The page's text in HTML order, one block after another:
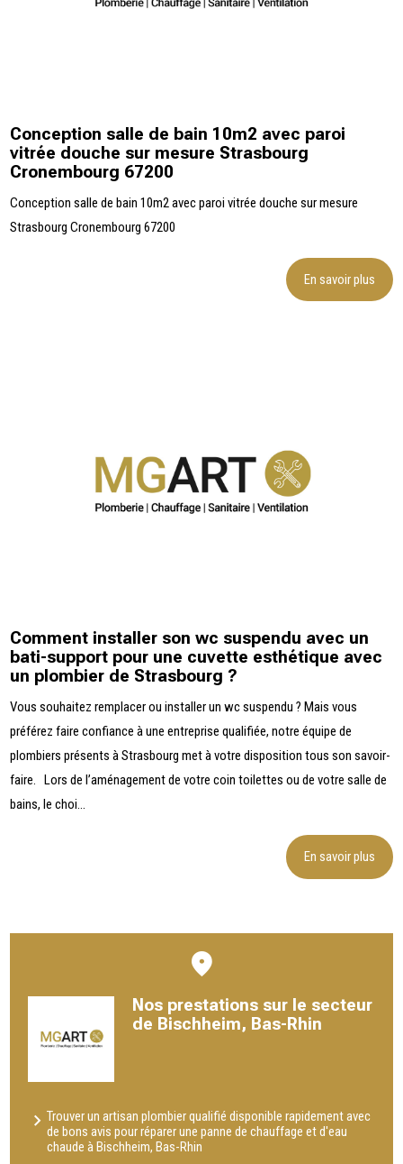
Conception salle de bain 10m2 avec paroi
vitrée douche sur mesure Strasbourg
Cronembourg 67200
Conception salle de bain 10m2 avec paroi vitrée douche sur mesure
Strasbourg Cronembourg 67200
En savoir plus
Comment installer son wc suspendu avec un
bati-support pour une cuvette esthétique avec
un plombier de Strasbourg ?
Vous souhaitez remplacer ou installer un wc suspendu ? Mais vous
préférez faire confiance à une entreprise qualifiée, notre équipe de
plombiers présents à Strasbourg met à votre disposition tous son savoir-
faire. Lors de l’aménagement de votre coin toilettes ou de votre salle de
bains, le choi...
En savoir plus
Nos prestations sur le secteur
de Bischheim, Bas-Rhin
Trouver un artisan plombier qualifié disponible rapidement avec
de bons avis pour réparer une panne de chauffage et d'eau
chaude à Bischheim, Bas-Rhin